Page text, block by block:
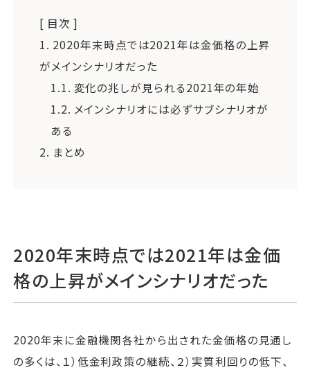
[ 目次 ]
1. 2020年末時点では2021年は金価格の上昇
がメインシナリオだった
1.1. 変化の兆しが見られる2021年の年始
1.2. メインシナリオには必ずサブシナリオが
ある
2. まとめ
2020年末時点では2021年は金価
格の上昇がメインシナリオだった
2020年末に金融機関各社から出された金価格の見通し
の多くは、１）低金利政策の継続、２）実質利回りの低下、